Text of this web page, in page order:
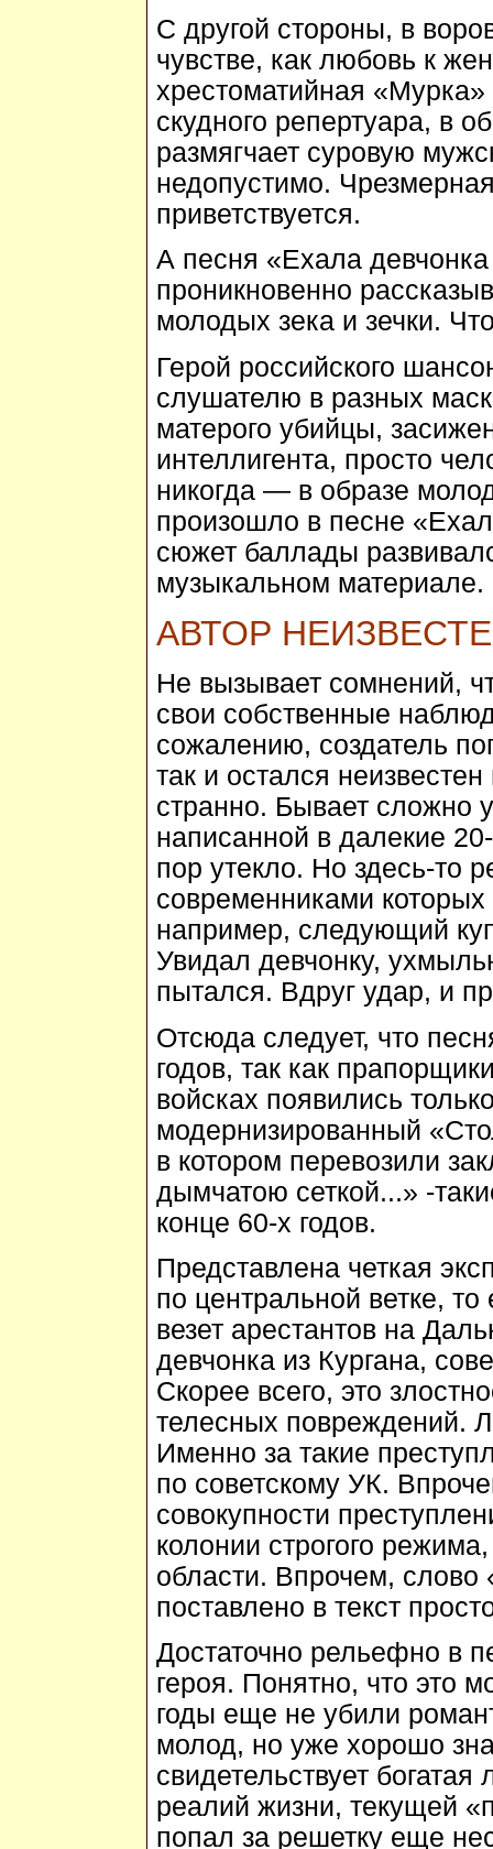
С другой стороны, в
чувстве, как любовь к
хрестоматийная
скудного репертуара, в
размягчает суровую
недопустимо.
приветствуется.
А песня «Ехала
проникновенно
молодых зека и зечки.
Герой российского
слушателю в разных
матерого убийцы,
интеллигента, просто
никогда — в образе
произошло в песне
сюжет баллады
музыкальном материале.
АВТОР
Не вызывает сомнений,
свои собственные
сожалению, создатель
так и остался
странно. Бывает сложно
написанной в далекие
пор утекло. Но здесь-то
современниками
например, следующий
Увидал девчонку,
пытался. Вдруг удар, и
Отсюда следует, что
годов, так как
войсках появились
модернизированный
в котором перевозили
дымчатою сеткой...» -
конце 60-х годов.
Представлена четкая
по центральной ветке,
везет арестантов на
девчонка из Кургана,
Скорее всего, это
телесных повреждений.
Именно за такие
по советскому УК.
совокупности
колонии строгого
области. Впрочем, слово
поставлено в текст
Достаточно рельефно в
героя. Понятно, что это
годы еще не убили
молод, но уже хорошо
свидетельствует
реалий жизни, текущей
попал за решетку еще